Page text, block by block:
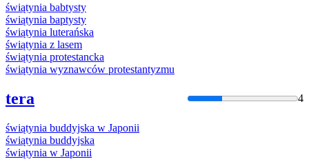
świątynia babtysty
świątynia baptysty
świątynia luterańska
świątynia z lasem
świątynia protestancka
świątynia wyznawców protestantyzmu
tera 4
świątynia buddyjska w Japonii
świątynia buddyjska
świątynia w Japonii